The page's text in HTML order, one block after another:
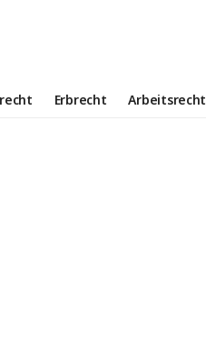
Erbrecht Arbeitsrecht